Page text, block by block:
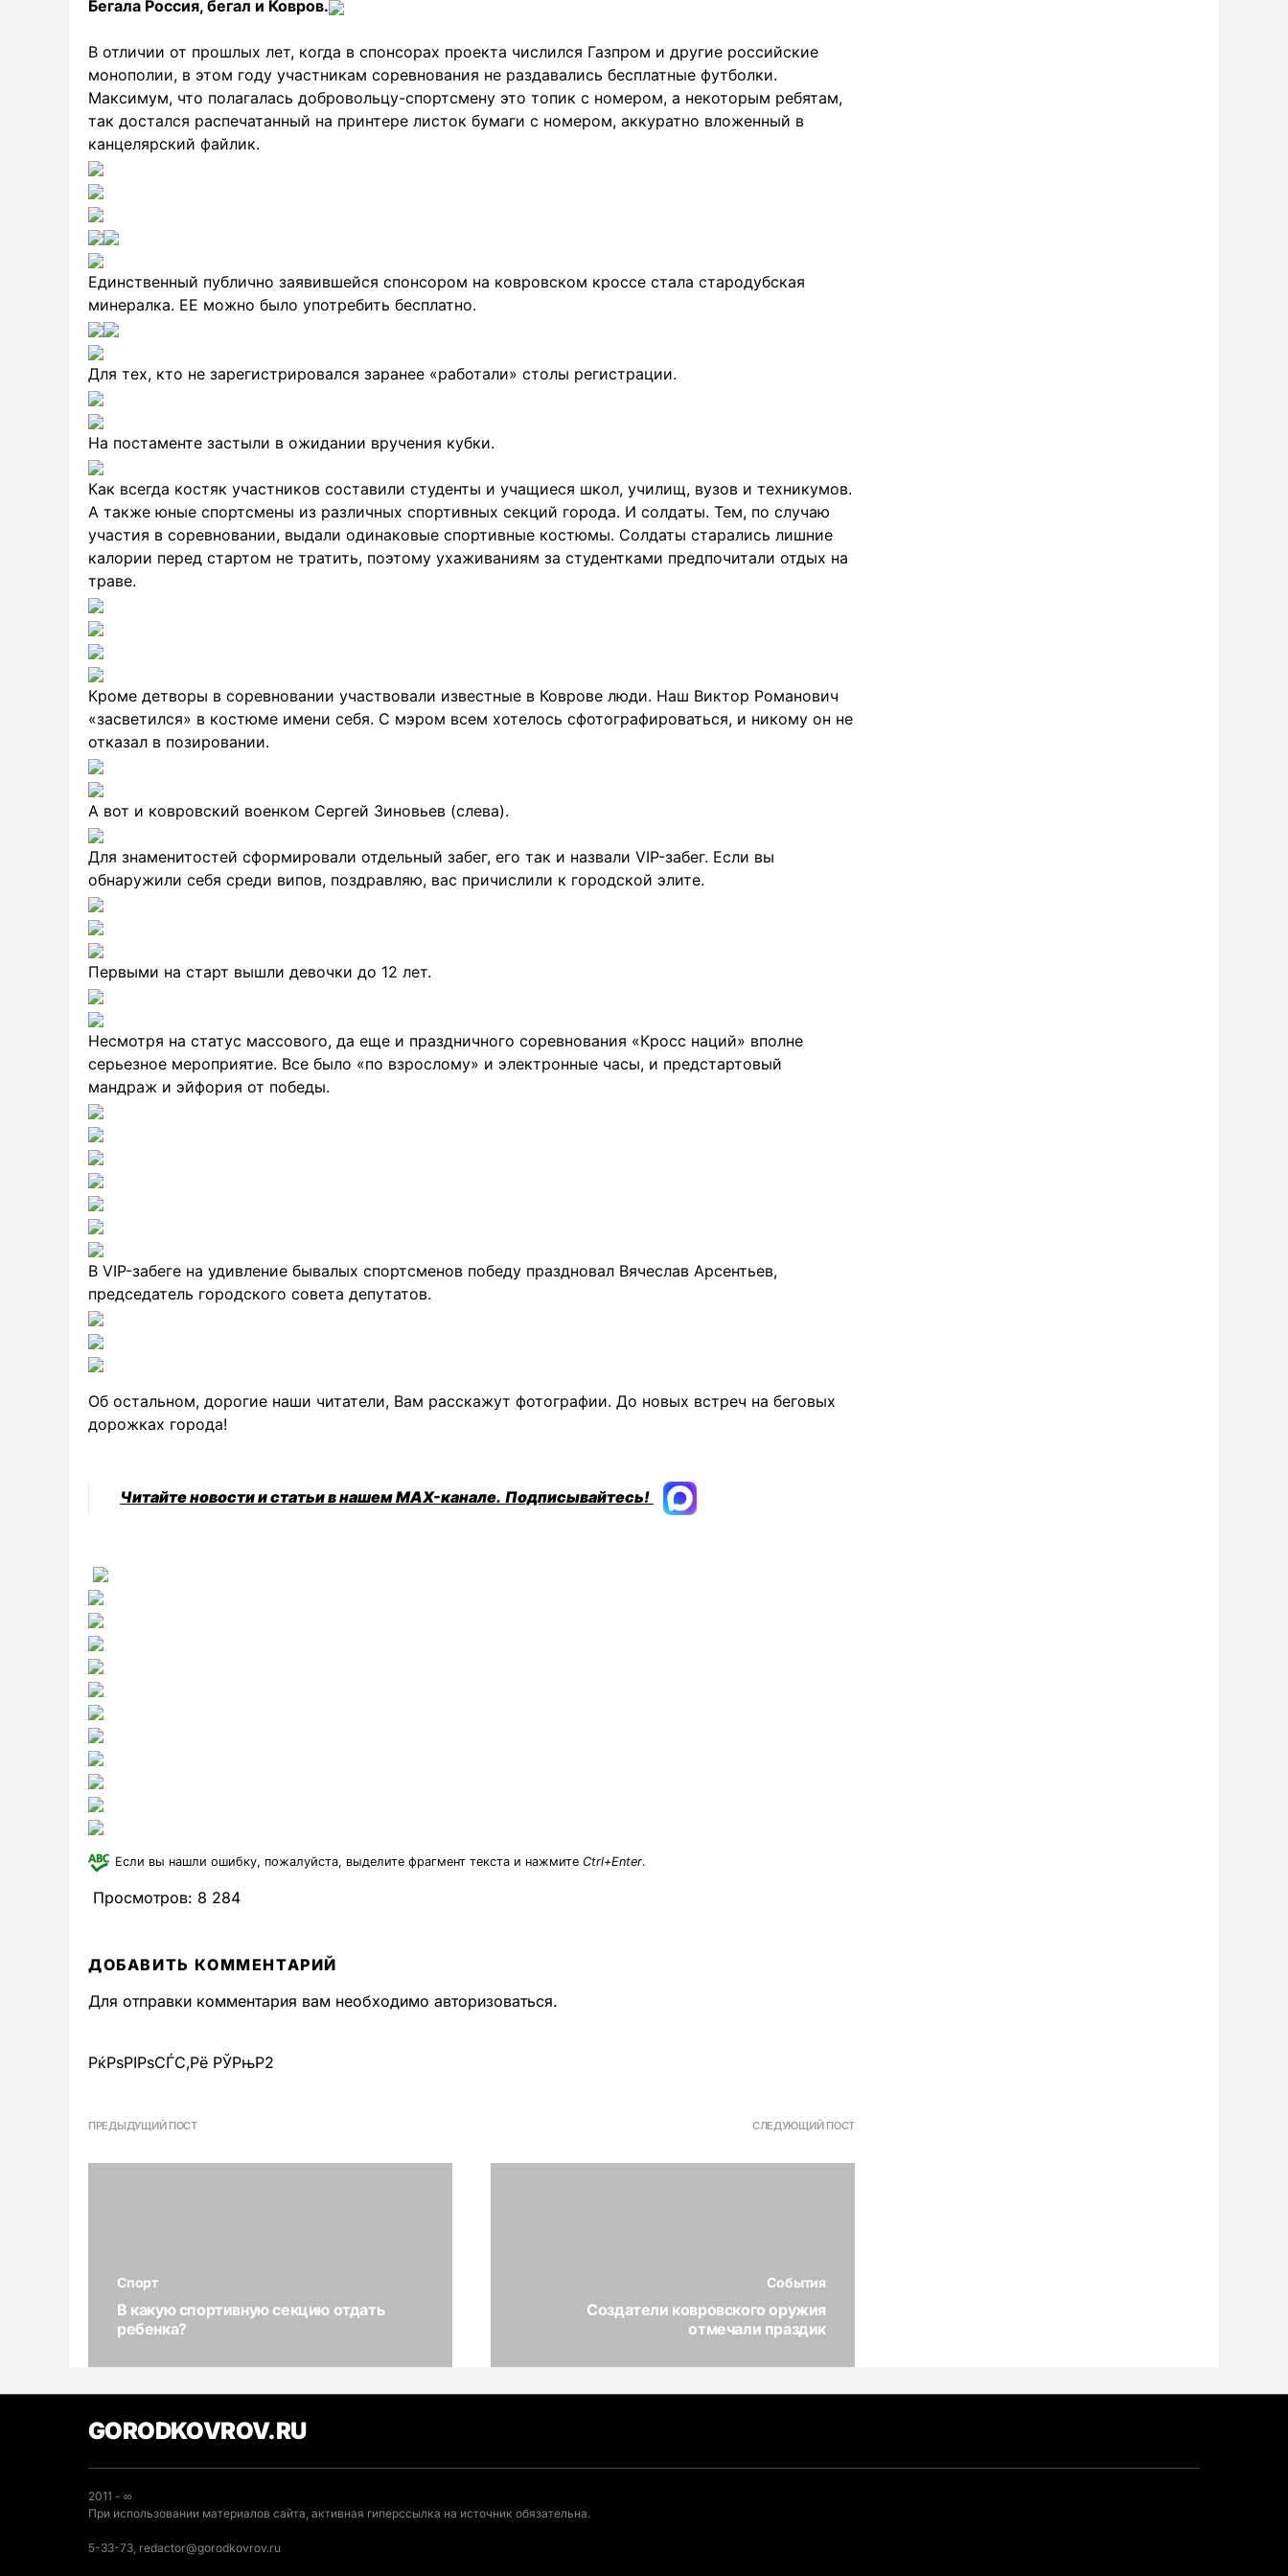
Бегала Россия, бегал и Ковров.
В отличии от прошлых лет, когда в спонсорах проекта числился Газпром и другие российские
монополии, в этом году участникам соревнования не раздавались бесплатные футболки.
Максимум, что полагалась добровольцу-спортсмену это топик с номером, а некоторым ребятам,
так достался распечатанный на принтере листок бумаги с номером, аккуратно вложенный в
канцелярский файлик.
Единственный публично заявившейся спонсором на ковровском кроссе стала стародубская
минералка. ЕЕ можно было употребить бесплатно.
Для тех, кто не зарегистрировался заранее «работали» столы регистрации.
На постаменте застыли в ожидании вручения кубки.
Как всегда костяк участников составили студенты и учащиеся школ, училищ, вузов и техникумов.
А также юные спортсмены из различных спортивных секций города. И солдаты. Тем, по случаю
участия в соревновании, выдали одинаковые спортивные костюмы. Солдаты старались лишние
калории перед стартом не тратить, поэтому ухаживаниям за студентками предпочитали отдых на
траве.
Кроме детворы в соревновании участвовали известные в Коврове люди. Наш Виктор Романович
«засветился» в костюме имени себя. С мэром всем хотелось сфотографироваться, и никому он не
отказал в позировании.
А вот и ковровский военком Сергей Зиновьев (слева).
Для знаменитостей сформировали отдельный забег, его так и назвали VIP-забег. Если вы
обнаружили себя среди випов, поздравляю, вас причислили к городской элите.
Первыми на старт вышли девочки до 12 лет.
Несмотря на статус массового, да еще и праздничного соревнования «Кросс наций» вполне
серьезное мероприятие. Все было «по взрослому» и электронные часы, и предстартовый
мандраж и эйфория от победы.
В VIP-забеге на удивление бывалых спортсменов победу праздновал Вячеслав Арсентьев,
председатель городского совета депутатов.
Об остальном, дорогие наши читатели, Вам расскажут фотографии. До новых встреч на беговых
дорожках города!
Читайте новости и статьи в нашем MAX-канале. Подписывайтесь!
Если вы нашли ошибку, пожалуйста, выделите фрагмент текста и нажмите Ctrl+Enter.
Просмотров: 8 284
ДОБАВИТЬ КОММЕНТАРИЙ
Для отправки комментария вам необходимо авторизоваться.
РќРѕРІРѕСЃС‚Рё РЎРњР2
ПРЕДЫДУЩИЙ ПОСТ
Спорт
В какую спортивную секцию отдать
ребенка?
СЛЕДУЮЩИЙ ПОСТ
События
Создатели ковровского оружия
отмечали праздик
GORODKOVROV.RU
2011 - ∞
При использовании материалов сайта, активная гиперссылка на источник обязательна.
5-33-73, redactor@gorodkovrov.ru